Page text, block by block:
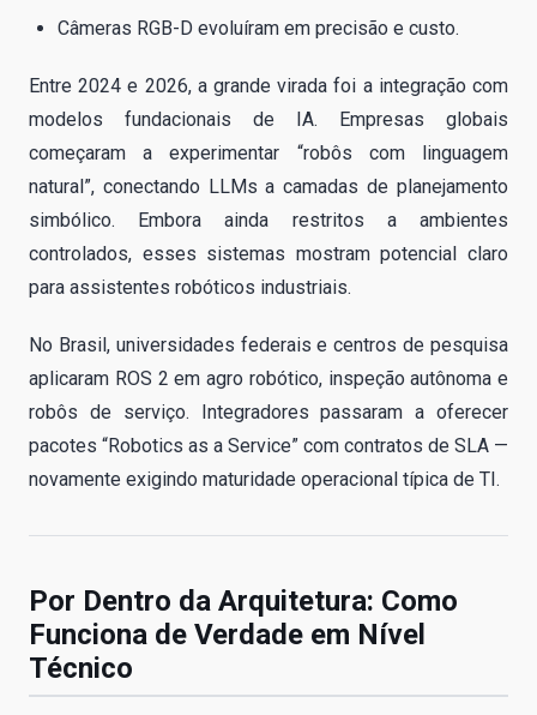
Câmeras RGB-D evoluíram em precisão e custo.
Entre 2024 e 2026, a grande virada foi a integração com
modelos fundacionais de IA. Empresas globais
começaram a experimentar “robôs com linguagem
natural”, conectando LLMs a camadas de planejamento
simbólico. Embora ainda restritos a ambientes
controlados, esses sistemas mostram potencial claro
para assistentes robóticos industriais.
No Brasil, universidades federais e centros de pesquisa
aplicaram ROS 2 em agro robótico, inspeção autônoma e
robôs de serviço. Integradores passaram a oferecer
pacotes “Robotics as a Service” com contratos de SLA —
novamente exigindo maturidade operacional típica de TI.
Por Dentro da Arquitetura: Como
Funciona de Verdade em Nível
Técnico